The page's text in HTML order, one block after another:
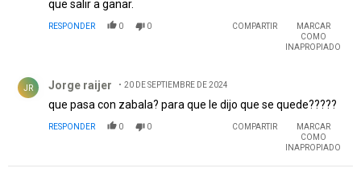
que salir a ganar.
RESPONDER 0 0 COMPARTIR
MARCAR
COMO
INAPROPIADO
JR Jorge raijer 20 DE SEPTIEMBRE DE 2024
que pasa con zabala? para que le dijo que se quede?????
RESPONDER 0 0 COMPARTIR
MARCAR
COMO
INAPROPIADO